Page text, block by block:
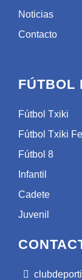
Noticias
Contacto
FÚTBOL
Fútbol Txiki
Fútbol Txiki
Fútbol 8
Infantil
Cadete
Juvenil